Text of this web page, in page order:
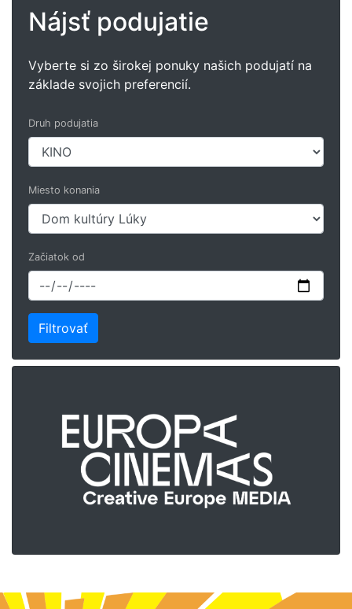
Nájsť podujatie
Vyberte si zo širokej ponuky našich podujatí na
základe svojich preferencií.
Druh podujatia
Miesto konania
Začiatok od